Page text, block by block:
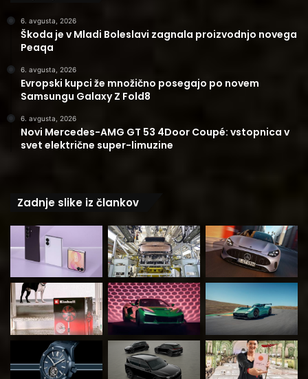
6. avgusta, 2026
Škoda je v Mladi Boleslavi zagnala proizvodnjo novega
Peaqa
6. avgusta, 2026
Evropski kupci že množično posegajo po novem
Samsungu Galaxy Z Fold8
6. avgusta, 2026
Novi Mercedes-AMG GT 53 4Door Coupé: vstopnica v
svet električne super-limuzine
Zadnje slike iz člankov